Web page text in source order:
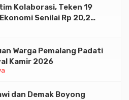
Kolaborasi, Teken 19
Senilai Rp 20,2
Warga Pemalang Padati
Kamir 2026
dan Demak Boyong